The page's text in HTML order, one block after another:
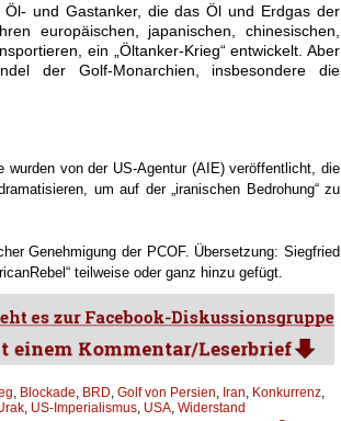
Öl- und Gastanker, die das Öl und Erdgas der
europäischen, japanischen, chinesischen,
ein „Öltanker-Krieg“ entwickelt. Aber
der Golf-Monarchien, insbesondere die
von der US-Agentur (AIE) veröffentlicht, die
um auf der „iranischen Bedrohung“ zu
Genehmigung der PCOF. Übersetzung: Siegfried
teilweise oder ganz hinzu gefügt.
Blockade BRD Golf von Persien Iran Konkurrenz
US-Imperialismus USA Widerstand